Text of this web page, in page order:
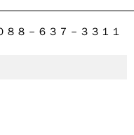
８－６３７－３３１１